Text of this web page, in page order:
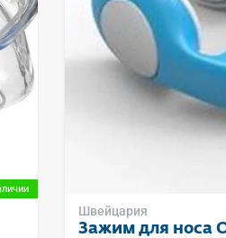
Швейцария
Зажим для носа